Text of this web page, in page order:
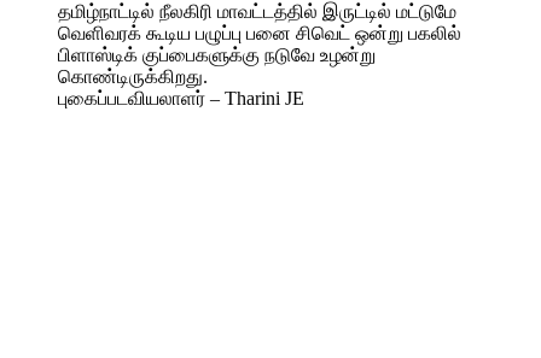
தமிழ்நாட்டில் நீலகிரி மாவட்டத்தில் இருட்டில் மட்டுமே
வெளிவரக் கூடிய பழுப்பு பனை சிவெட் ஒன்று பகலில்
பிளாஸ்டிக் குப்பைகளுக்கு நடுவே உழன்று
கொண்டிருக்கிறது.
புகைப்படவியலாளர் – Tharini JE